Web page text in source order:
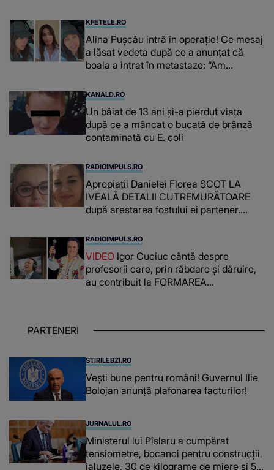
KFETELE.RO
Alina Pușcău intră în operație! Ce mesaj
a lăsat vedeta după ce a anunțat că
boala a intrat în metastaze: “Am
KANALD.RO
Un băiat de 13 ani și-a pierdut viața
după ce a mâncat o bucată de brânză
contaminată cu E. coli
RADIOIMPULS.RO
Apropiații Danielei Florea SCOT LA
IVEALĂ DETALII CUTREMURĂTOARE
după arestarea fostului ei partener.
românca ucisă în Italia și ascunsă în
lada unui pat: " Îmi pare rău că nu am
reușit să fac mai mult pentru ea și..."
RADIOIMPULS.RO
VIDEO Igor Cuciuc cântă despre
profesorii care, prin răbdare și dăruire,
au contribuit la FORMAREA
chiar și după trecerea anilor: "De
PARTENERI
STIRILEBZI.RO
Vești bune pentru români! Guvernul Ilie
Bolojan anunță plafonarea facturilor!
JURNALUL.RO
Ministerul lui Pîslaru a cumpărat
tensiometre, bocanci pentru construcții,
jaluzele, 30 de kilograme de miere și 50